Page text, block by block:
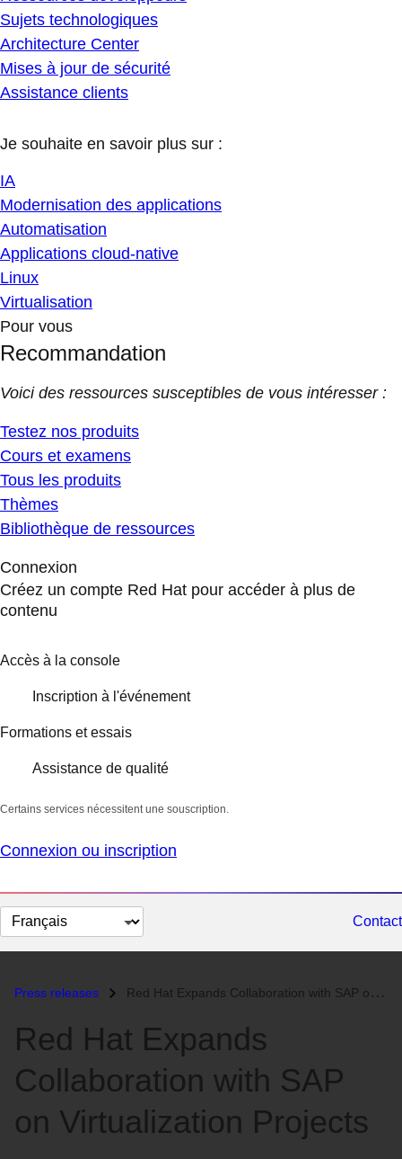
Sujets technologiques
Architecture Center
Mises à jour de sécurité
Assistance clients
Je souhaite en savoir plus sur :
IA
Modernisation des applications
Automatisation
Applications cloud-native
Linux
Virtualisation
Pour vous
Recommandation
Voici des ressources susceptibles de vous intéresser :
Testez nos produits
Cours et examens
Tous les produits
Thèmes
Bibliothèque de ressources
Connexion
Créez un compte Red Hat pour accéder à plus de
contenu
Accès à la console
Inscription à l'événement
Formations et essais
Assistance de qualité
Certains services nécessitent une souscription.
Connexion ou inscription
Changer
la
Contact
Press releases Red Hat Expands Collaboration with SAP on Virtualization Projects...
Red Hat Expands
Collaboration with SAP
on Virtualization Projects